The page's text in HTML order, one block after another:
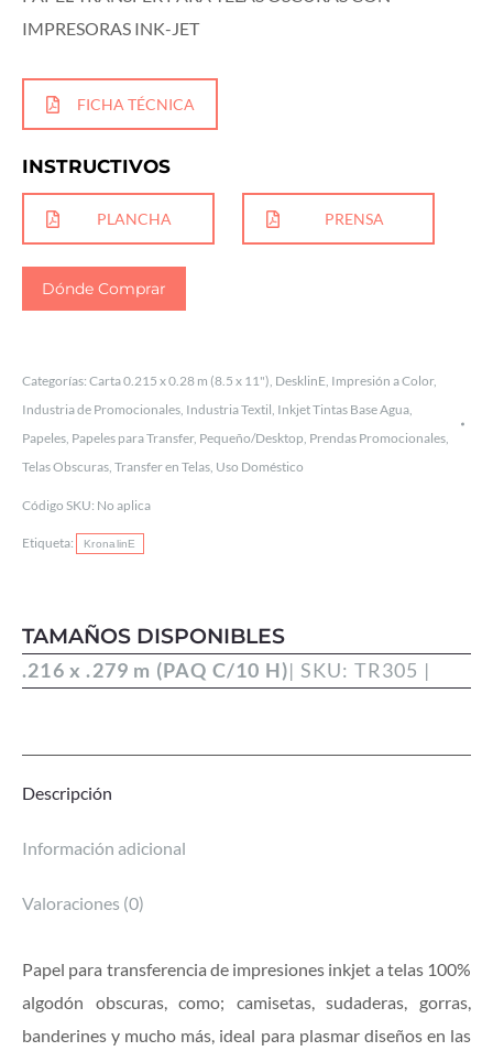
IMPRESORAS INK-JET
FICHA TÉCNICA
INSTRUCTIVOS
PLANCHA PRENSA
Dónde Comprar
Categorías: Carta 0.215 x 0.28 m (8.5 x 11") DesklinE Impresión a Color,
Industria de Promocionales Industria Textil Inkjet Tintas Base Agua
Papeles Papeles para Transfer, Pequeño/Desktop Prendas Promocionales
Telas Obscuras Transfer en Telas Uso Doméstico
Código SKU: No aplica
Etiqueta: KronalinE
TAMAÑOS DISPONIBLES
.216 x .279 m (PAQ C/10 H)| SKU: TR305 |
Descripción
Información adicional
Valoraciones (0)
Papel para transferencia de impresiones inkjet a telas 100%
algodón obscuras, como; camisetas, sudaderas, gorras,
banderines y mucho más, ideal para plasmar diseños en las